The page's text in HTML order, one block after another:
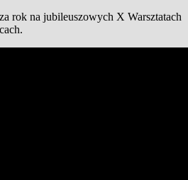
rok na jubileuszowych X Warsztatach